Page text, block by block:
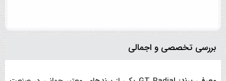
بررسی تخصصی و اجمالی